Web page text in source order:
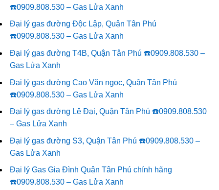
☎️0909.808.530 – Gas Lửa Xanh
Đại lý gas đường Độc Lập, Quận Tân Phú
☎️0909.808.530 – Gas Lửa Xanh
Đại lý gas đường T4B, Quận Tân Phú ☎️0909.808.530 –
Gas Lửa Xanh
Đại lý gas đường Cao Văn ngọc, Quận Tân Phú
☎️0909.808.530 – Gas Lửa Xanh
Đại lý gas đường Lê Đại, Quận Tân Phú ☎️0909.808.530
– Gas Lửa Xanh
Đại lý gas đường S3, Quận Tân Phú ☎️0909.808.530 –
Gas Lửa Xanh
Đại lý Gas Gia Đình Quận Tân Phú chính hãng
☎️0909.808.530 – Gas Lửa Xanh